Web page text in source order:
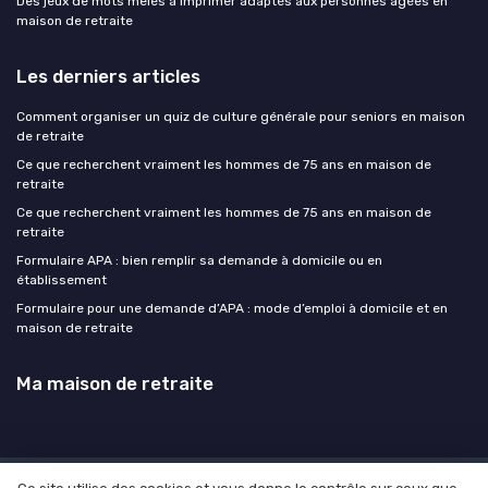
maison de retraite
Les derniers articles
Comment organiser un quiz de culture générale pour seniors en maison
de retraite
Ce que recherchent vraiment les hommes de 75 ans en maison de
retraite
Ce que recherchent vraiment les hommes de 75 ans en maison de
retraite
Formulaire APA : bien remplir sa demande à domicile ou en
établissement
Formulaire pour une demande d’APA : mode d’emploi à domicile et en
maison de retraite
Ma maison de retraite